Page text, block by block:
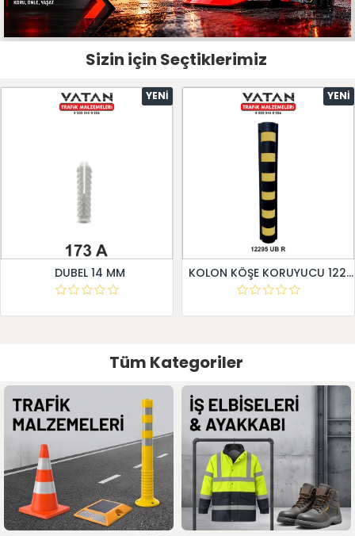
Sizin için Seçtiklerimiz
YENI
DUBEL 14 MM
YENI
KOLON KÖŞE KORUYUCU 12295 UB R
Tüm Kategoriler